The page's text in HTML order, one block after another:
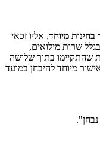
בחינות מיוחד, אליו זכאי
שרות מילואים,
שהתקיימו בתוך שלושה
מיוחד להיבחן במועד